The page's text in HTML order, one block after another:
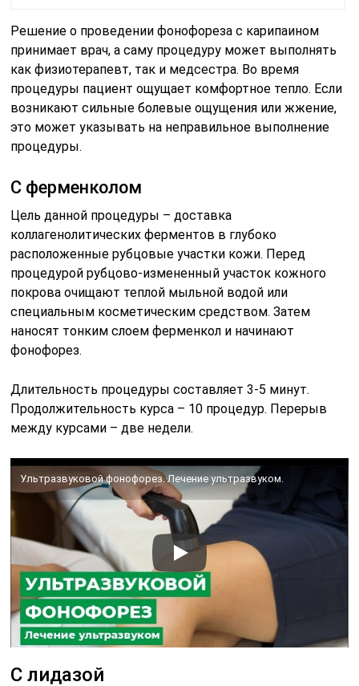
Решение о проведении фонофореза с карипаином
принимает врач, а саму процедуру может выполнять
как физиотерапевт, так и медсестра. Во время
процедуры пациент ощущает комфортное тепло. Если
возникают сильные болевые ощущения или жжение,
это может указывать на неправильное выполнение
процедуры.
С ферменколом
Цель данной процедуры – доставка
коллагенолитических ферментов в глубоко
расположенные рубцовые участки кожи. Перед
процедурой рубцово-измененный участок кожного
покрова очищают теплой мыльной водой или
специальным косметическим средством. Затем
наносят тонким слоем ферменкол и начинают
фонофорез.
Длительность процедуры составляет 3-5 минут.
Продолжительность курса – 10 процедур. Перерыв
между курсами – две недели.
Ультразвуковой фонофорез. Лечение ультразвуком.
С лидазой